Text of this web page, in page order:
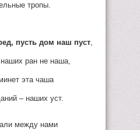
тропы.
пусть дом наш пуст,
ран не наша,
эта чаша
– наших уст.
между нами